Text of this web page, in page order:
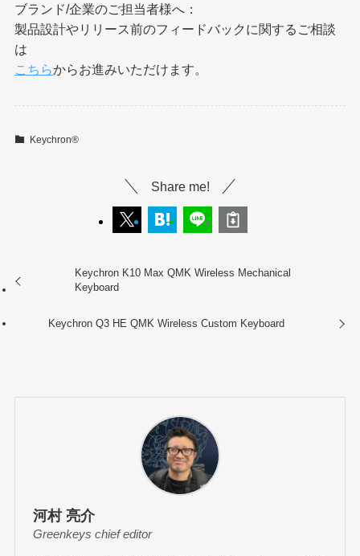
ブランド/企業のご担当者様へ：
製品設計やリリース前のフィードバックに関するご相談
は
こちらからお進みいただけます。
Keychron®︎
Share me!
Keychron K10 Max QMK Wireless Mechanical
Keyboard
Keychron Q3 HE QMK Wireless Custom Keyboard
河村 亮介
Greenkeys chief editor